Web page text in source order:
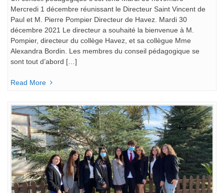
Mercredi 1 décembre réunissant le Directeur Saint Vincent de
Paul et M. Pierre Pompier Directeur de Havez. Mardi 30
décembre 2021 Le directeur a souhaité la bienvenue à M.
Pompier, directeur du collège Havez, et sa collègue Mme
Alexandra Bordin. Les membres du conseil pédagogique se
sont tout d’abord […]
Read More